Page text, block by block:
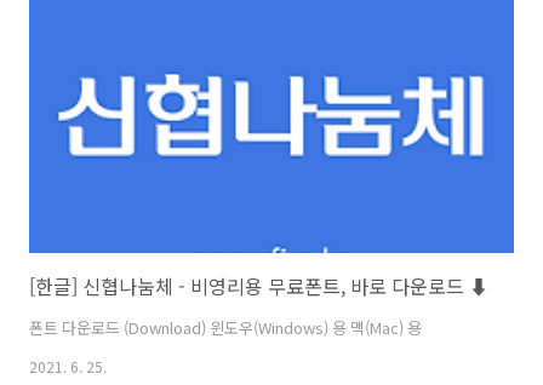
[한글] 신협나눔체 - 비영리용 무료폰트, 바로 다운로드 ⬇︎
폰트 다운로드 (Download) 윈도우(Windows) 용 맥(Mac) 용
2021. 6. 25.